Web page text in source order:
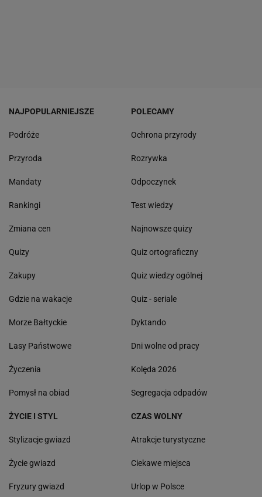
NAJPOPULARNIEJSZE
Podróże
Przyroda
Mandaty
Rankingi
Zmiana cen
Quizy
Zakupy
Gdzie na wakacje
Morze Bałtyckie
Lasy Państwowe
Życzenia
Pomysł na obiad
POLECAMY
Ochrona przyrody
Rozrywka
Odpoczynek
Test wiedzy
Najnowsze quizy
Quiz ortograficzny
Quiz wiedzy ogólnej
Quiz - seriale
Dyktando
Dni wolne od pracy
Kolęda 2026
Segregacja odpadów
ŻYCIE I STYL
Stylizacje gwiazd
Życie gwiazd
Fryzury gwiazd
CZAS WOLNY
Atrakcje turystyczne
Ciekawe miejsca
Urlop w Polsce